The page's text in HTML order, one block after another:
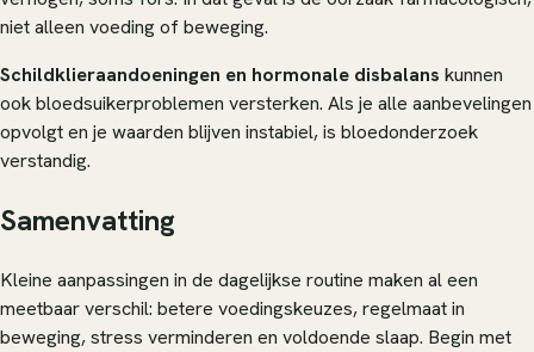
niet alleen voeding of beweging.
Schildklieraandoeningen en hormonale disbalans kunnen
ook bloedsuikerproblemen versterken. Als je alle aanbevelingen
opvolgt en je waarden blijven instabiel, is bloedonderzoek
verstandig.
Samenvatting
Kleine aanpassingen in de dagelijkse routine maken al een
meetbaar verschil: betere voedingskeuzes, regelmaat in
beweging, stress verminderen en voldoende slaap. Begin met